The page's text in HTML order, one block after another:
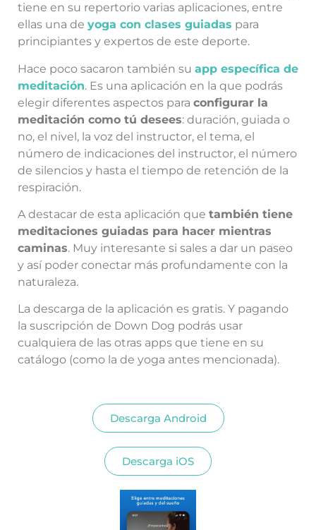
tiene en su repertorio varias aplicaciones, entre
ellas una de yoga con clases guiadas para
principiantes y expertos de este deporte.
Hace poco sacaron también su app específica de
meditación. Es una aplicación en la que podrás
elegir diferentes aspectos para configurar la
meditación como tú desees: duración, guiada o
no, el nivel, la voz del instructor, el tema, el
número de indicaciones del instructor, el número
de silencios y hasta el tiempo de retención de la
respiración.
A destacar de esta aplicación que también tiene
meditaciones guiadas para hacer mientras
caminas. Muy interesante si sales a dar un paseo
y así poder conectar más profundamente con la
naturaleza.
La descarga de la aplicación es gratis. Y pagando
la suscripción de Down Dog podrás usar
cualquiera de las otras apps que tiene en su
catálogo (como la de yoga antes mencionada).
Descarga Android
Descarga iOS